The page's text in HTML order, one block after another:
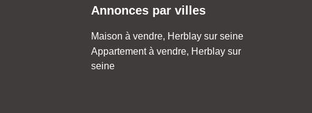
Annonces par villes
Maison à vendre, Herblay sur seine
Appartement à vendre, Herblay sur
seine